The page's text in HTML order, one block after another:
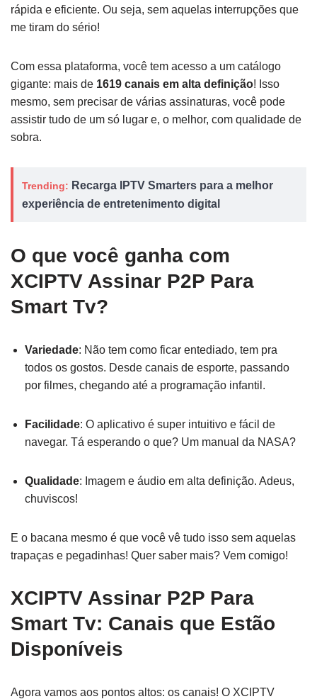
rápida e eficiente. Ou seja, sem aquelas interrupções que
me tiram do sério!
Com essa plataforma, você tem acesso a um catálogo
gigante: mais de 1619 canais em alta definição! Isso
mesmo, sem precisar de várias assinaturas, você pode
assistir tudo de um só lugar e, o melhor, com qualidade de
sobra.
Trending: Recarga IPTV Smarters para a melhor
experiência de entretenimento digital
O que você ganha com
XCIPTV Assinar P2P Para
Smart Tv?
Variedade: Não tem como ficar entediado, tem pra
todos os gostos. Desde canais de esporte, passando
por filmes, chegando até a programação infantil.
Facilidade: O aplicativo é super intuitivo e fácil de
navegar. Tá esperando o que? Um manual da NASA?
Qualidade: Imagem e áudio em alta definição. Adeus,
chuviscos!
E o bacana mesmo é que você vê tudo isso sem aquelas
trapaças e pegadinhas! Quer saber mais? Vem comigo!
XCIPTV Assinar P2P Para
Smart Tv: Canais que Estão
Disponíveis
Agora vamos aos pontos altos: os canais! O XCIPTV